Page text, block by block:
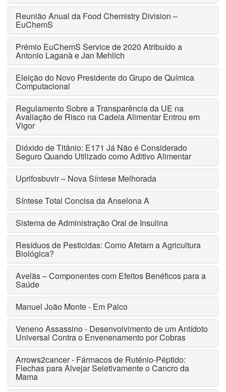
Reunião Anual da Food Chemistry Division –
EuChemS
Prémio EuChemS Service de 2020 Atribuído a
Antonio Laganà e Jan Mehlich
Eleição do Novo Presidente do Grupo de Química
Computacional
Regulamento Sobre a Transparência da UE na
Avaliação de Risco na Cadeia Alimentar Entrou em
Vigor
Dióxido de Titânio: E171 Já Não é Considerado
Seguro Quando Utilizado como Aditivo Alimentar
Uprifosbuvir – Nova Síntese Melhorada
Síntese Total Concisa da Anselona A
Sistema de Administração Oral de Insulina
Resíduos de Pesticidas: Como Afetam a Agricultura
Biológica?
Avelãs – Componentes com Efeitos Benéficos para a
Saúde
Manuel João Monte - Em Palco
Veneno Assassino - Desenvolvimento de um Antídoto
Universal Contra o Envenenamento por Cobras
Arrows2cancer - Fármacos de Ruténio-Péptido:
Flechas para Alvejar Seletivamente o Cancro da
Mama